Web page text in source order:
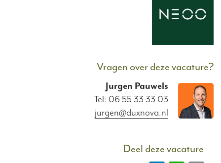
Vragen over deze vacature?
Jurgen Pauwels
Tel: 06 55 33 33 03
jurgen@duxnova.nl
Deel deze vacature